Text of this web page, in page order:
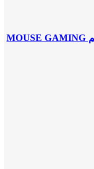
ماوس مخصوص بازی تسکو باسیم MOUSE GAMING